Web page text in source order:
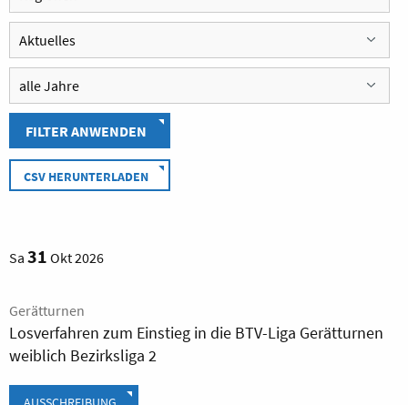
FILTER ANWENDEN
CSV HERUNTERLADEN
Sa 31 Okt 2026
Gerätturnen
Losverfahren zum Einstieg in die BTV-Liga Gerätturnen
weiblich Bezirksliga 2